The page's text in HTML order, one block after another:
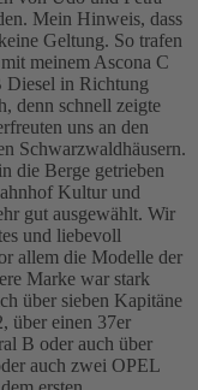
Mein Hinweis, dass
Geltung. So trafen
meinem Ascona C
Diesel in Richtung
denn schnell zeigte
uns an den
Schwarzwaldhäusern.
die Berge getrieben
Kultur und
gut ausgewählt. Wir
und liebevoll
allem die Modelle der
Marke war stark
über sieben Kapitäne
über einen 37er
B oder auch über
auch zwei OPEL